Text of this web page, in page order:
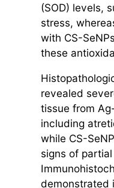
(SOD) levels,
stress,
with CS-
these
revealed
tissue from
including
while CS-
signs of
demonstrated